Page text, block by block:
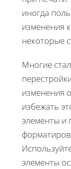
иногда
изменения
некоторые
Многие
изменения
избежать
элементы и
элементы